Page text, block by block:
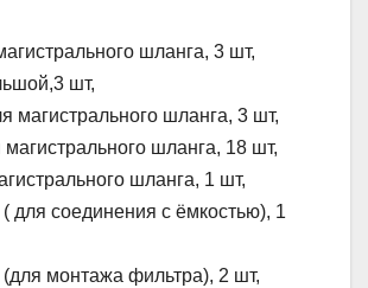
шланга, 3 шт,
шт,
магистрального шланга, 3 шт,
шланга, 18 шт,
шланга, 1 шт,
для соединения с ёмкостью), 1
монтажа фильтра), 2 шт,